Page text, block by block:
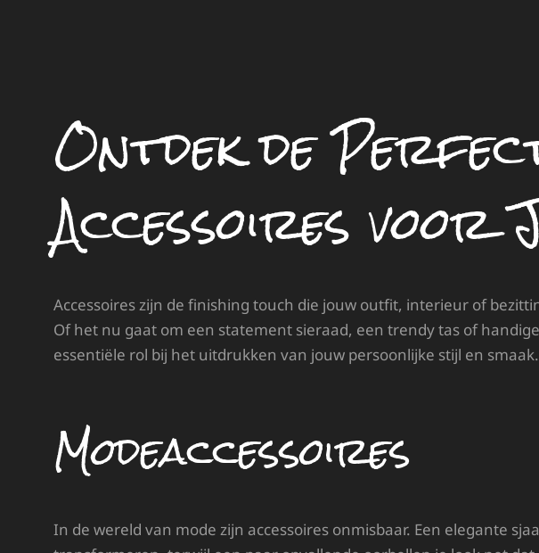
Ontdek de
Accessoires
Accessoires zijn de finishing touch die jouw outfit, interieur of
Of het nu gaat om een statement sieraad, een trendy tas of
essentiële rol bij het uitdrukken van jouw persoonlijke stijl en smaak.
Modeaccessoires
In de wereld van mode zijn accessoires onmisbaar. Een elegante